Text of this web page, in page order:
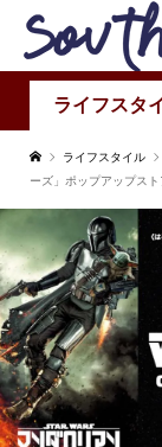
ライフスタ
ライフスタイル
ーズ」ポップアップス